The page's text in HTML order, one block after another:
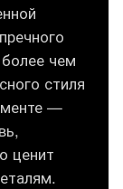
чем
стиля
—
ценит